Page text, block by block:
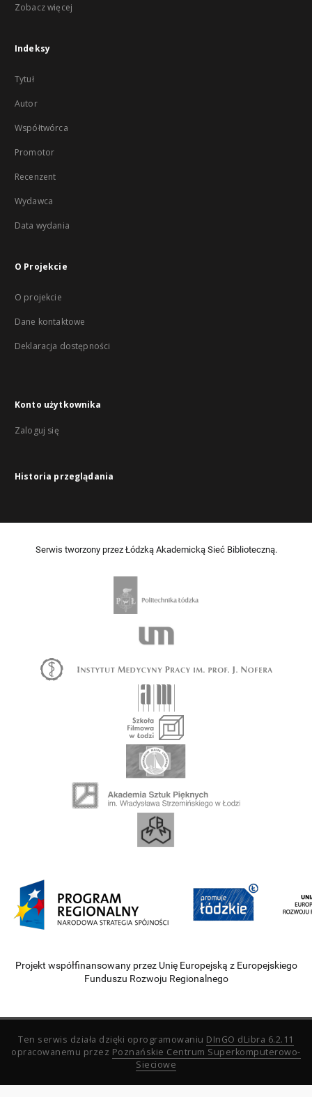
Zobacz więcej
Indeksy
Tytuł
Autor
Współtwórca
Promotor
Recenzent
Wydawca
Data wydania
O Projekcie
O projekcie
Dane kontaktowe
Deklaracja dostępności
Konto użytkownika
Zaloguj się
Historia przeglądania
Serwis tworzony przez Łódzką Akademicką Sieć Biblioteczną.
Projekt współfinansowany przez Unię Europejską z Europejskiego
Funduszu Rozwoju Regionalnego
Ten serwis działa dzięki oprogramowaniu DInGO dLibra 6.2.11
opracowanemu przez Poznańskie Centrum Superkomputerowo-
Sieciowe